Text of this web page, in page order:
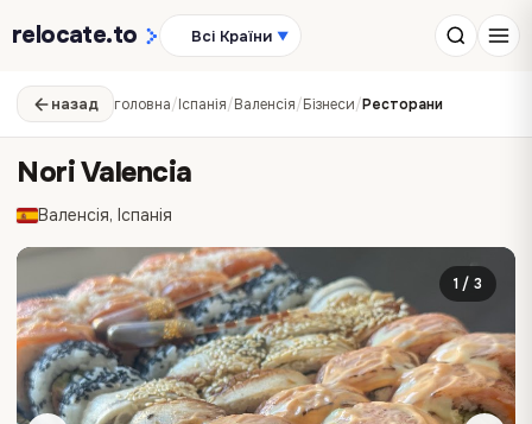
relocate.to Всі Країни ▼
назад головна/Іспанія/Валенсія/Бізнеси/Ресторани
Nori Valencia
Валенсія, Іспанія
1 / 3